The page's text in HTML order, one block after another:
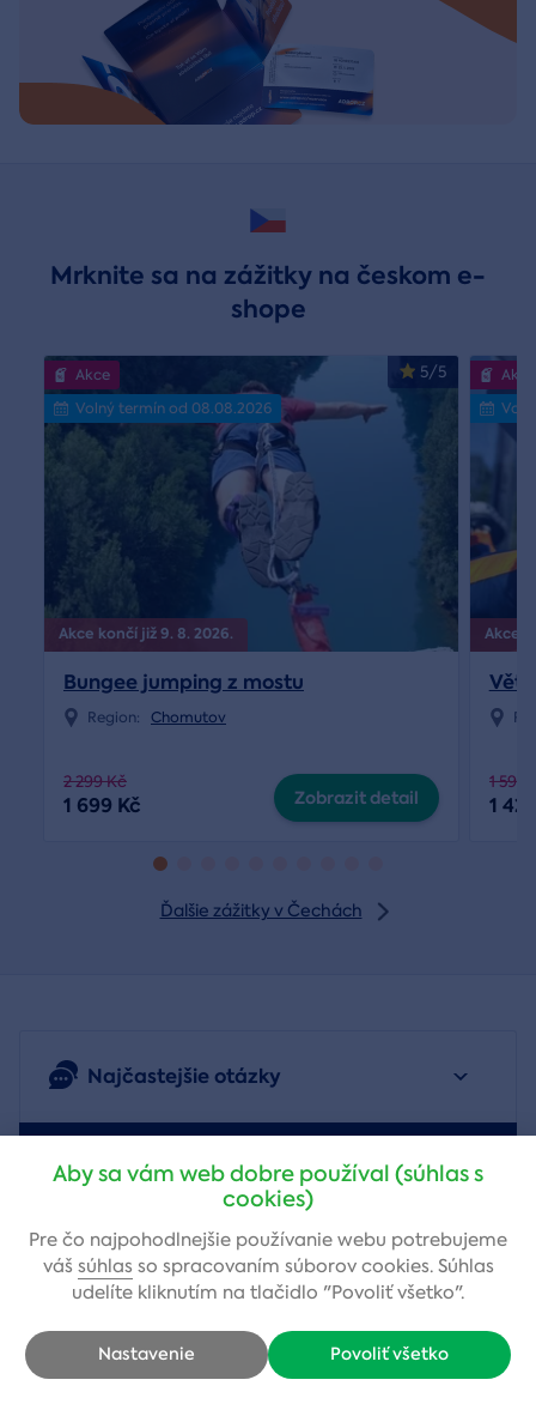
Mrknite sa na zážitky na českom e-
shope
Akce končí již 9. 8. 2026.
5/5
Akce
Volný termín od 08.08.2026
Bungee jumping z mostu
Region: Chomutov
2 299 Kč
1 699 Kč Zobrazit detail
Akce
Akce
1 590
1
Ďalšie zážitky v Čechách
Najčastejšie otázky
Potrebujete poradiť ihneď?
Lenka Sobková Rejdovianová ,zákaznícky servis
Aby sa vám web dobre používal (súhlas s
cookies)
Pre čo najpohodlnejšie používanie webu potrebujeme
váš súhlas so spracovaním súborov cookies. Súhlas
udelíte kliknutím na tlačidlo "Povoliť všetko".
Povoliť všetko
Nastavenie